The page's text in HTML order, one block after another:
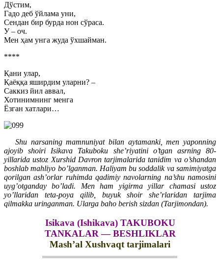
Дўстим,
Гадо деб ўйлама уни,
Сендан бир бурда нон сўраса.
У – оч.
Мен ҳам унга жуда ўхшайман.
****
Қани улар,
Қаёққа яширдим уларни? –
Саккиз йил аввал,
Хотинимнинг менга
Ёзган хатлари…
Shu narsaning mamnuniyat bilan aytamanki, men yaponning
ajoyib shoiri Isikava Takuboku she’riyatini o’tgan asrning 80-
yillarida ustoz Xurshid Davron tarjimalarida tanidim va o’shandan
boshlab mahliyo bo’lganman. Haliyam bu soddalik va samimiyatga
qorilgan ash’orlar ruhimda qadimiy navolarning na’shu namosini
uyg’otganday bo’ladi. Men ham yigirma yillar chamasi ustoz
yo’llaridan teta-poya qilib, buyuk shoir she’rlaridan tarjima
qilmakka uringanman. Ularga baho berish sizdan (Tarjimondan).
Isikava (Ishikava) TAKUBOKU
TANKALAR — BESHLIKLAR
Mash’al Xushvaqt tarjimalari